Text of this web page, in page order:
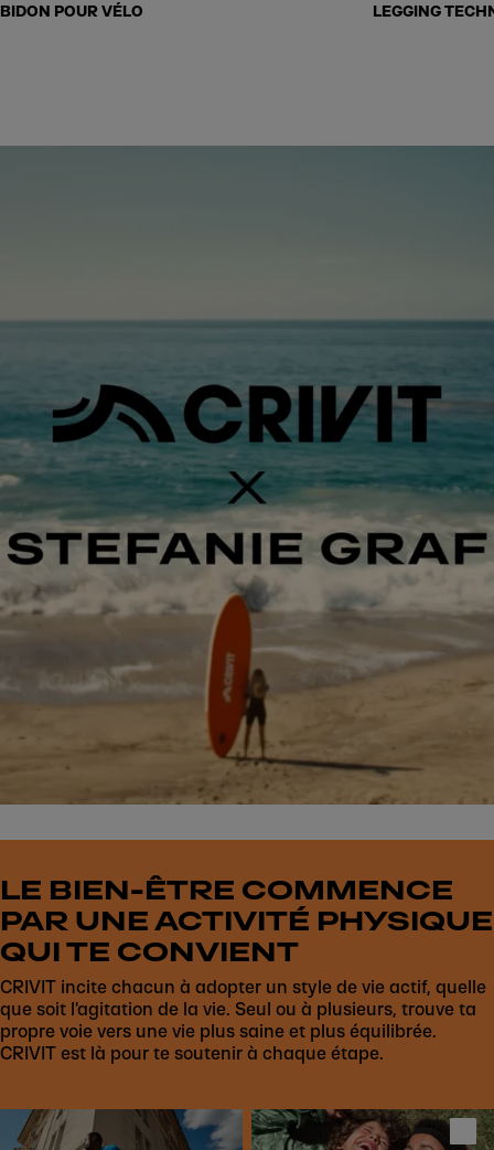
BIDON POUR VÉLO LEGGING
Play
LE BIEN-ÊTRE COMMENCE
PAR UNE ACTIVITÉ PHYSIQUE
QUI TE CONVIENT
CRIVIT incite chacun à adopter un style de vie actif, quelle
que soit l'agitation de la vie. Seul ou à plusieurs, trouve ta
propre voie vers une vie plus saine et plus équilibrée.
CRIVIT est là pour te soutenir à chaque étape.